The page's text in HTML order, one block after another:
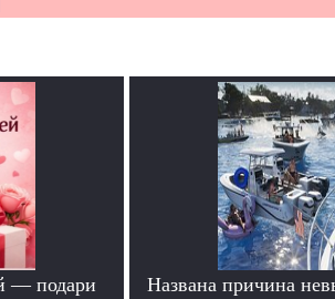
— подари
Названа причина